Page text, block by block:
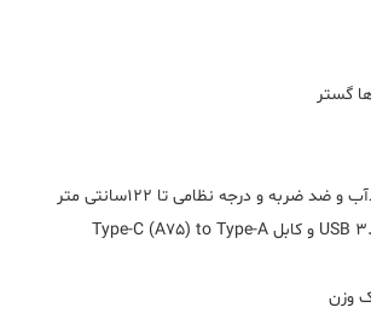
اینترفیس: USB 3.2Gen 1 و کابل Type-C (A75) to Type-A